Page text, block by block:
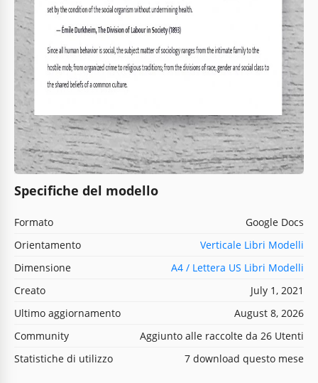
Specifiche del modello
Formato
Google Docs
Orientamento
Verticale Libri Modelli
Dimensione
A4 / Lettera US Libri Modelli
Creato
July 1, 2021
Ultimo aggiornamento
August 8, 2026
Community
Aggiunto alle raccolte da 26 Utenti
Statistiche di utilizzo
7 download questo mese